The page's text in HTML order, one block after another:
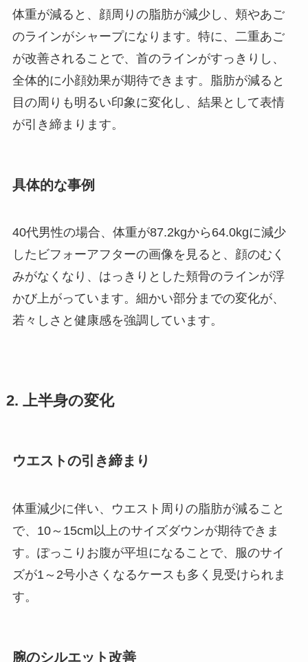
体重が減ると、顔周りの脂肪が減少し、頬やあご
のラインがシャープになります。特に、二重あご
が改善されることで、首のラインがすっきりし、
全体的に小顔効果が期待できます。脂肪が減ると
目の周りも明るい印象に変化し、結果として表情
が引き締まります。
具体的な事例
40代男性の場合、体重が87.2kgから64.0kgに減少
したビフォーアフターの画像を見ると、顔のむく
みがなくなり、はっきりとした頬骨のラインが浮
かび上がっています。細かい部分までの変化が、
若々しさと健康感を強調しています。
2. 上半身の変化
ウエストの引き締まり
体重減少に伴い、ウエスト周りの脂肪が減ること
で、10～15cm以上のサイズダウンが期待できま
す。ぽっこりお腹が平坦になることで、服のサイ
ズが1～2号小さくなるケースも多く見受けられま
す。
腕のシルエット改善